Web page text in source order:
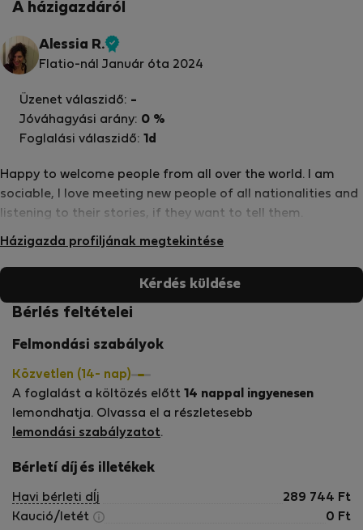
A házigazdáról
Alessia R.
Ellenőrzött
Flatio-nál Január óta 2024
Happy to welcome people from all over the world. I am
sociable, I love meeting new people of all nationalities and
listening to their stories, if they want to tell them.
Házigazda profiljának megtekintése
Üzenet válaszidő: -
Jóváhagyási arány: 0 %
Foglalási válaszidő: 1d
Kérdés küldése
Bérlés feltételei
Felmondási szabályok
Közvetlen (14- nap)
A foglalást a költözés előtt 14 nappal ingyenesen
lemondhatja. Olvassa el a részletesebb
lemondási szabályzatot.
Bérletí díj és illetékek
Havi bérleti dÍj 289 744 Ft
Kaució/letét
0 Ft